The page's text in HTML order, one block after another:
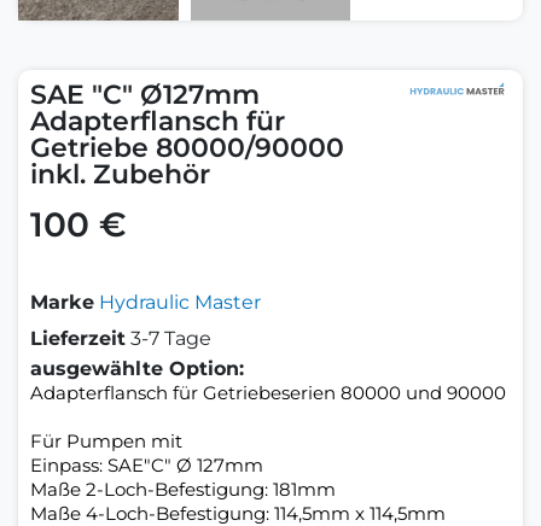
SAE "C" Ø127mm
Adapterflansch für
Getriebe 80000/90000
inkl. Zubehör
100 €
Marke Hydraulic Master
Lieferzeit 3-7 Tage
ausgewählte Option:
Adapterflansch für Getriebeserien 80000 und 90000
Für Pumpen mit
Einpass: SAE"C" Ø 127mm
Maße 2-Loch-Befestigung: 181mm
Maße 4-Loch-Befestigung: 114,5mm x 114,5mm